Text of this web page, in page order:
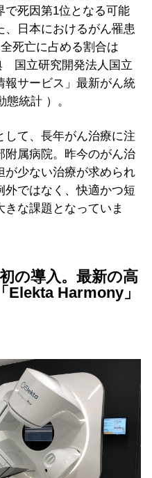
で死因第1位となる可能
日本におけるがん罹患
死亡に占める割合は
国立研究開発法人国立
サービス」最新がん統
統計 ）。
て、長年がん治療に注
附属病院。昨今のがん治
が少ない治療が求められ
外ではなく、快適かつ短
な課題となっていま
の導入。最新の高
Elekta Harmony」